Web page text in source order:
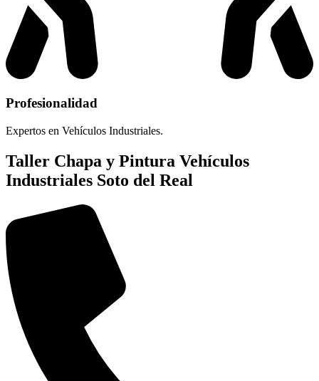
Profesionalidad
Expertos en Vehículos Industriales.
Taller Chapa y Pintura Vehículos
Industriales Soto del Real